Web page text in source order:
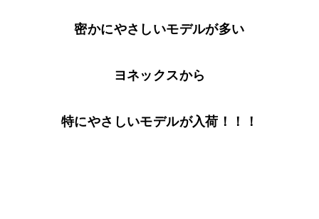
密かにやさしいモデルが多い
ヨネックスから
特にやさしいモデルが入荷！！！